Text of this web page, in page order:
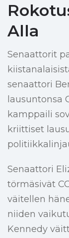
Alla
Senaattorit
senaattori
lausuntonsa
kamppaili
kriittiset
Senaattori
törmäsivät
väitellen
niiden
Kennedy